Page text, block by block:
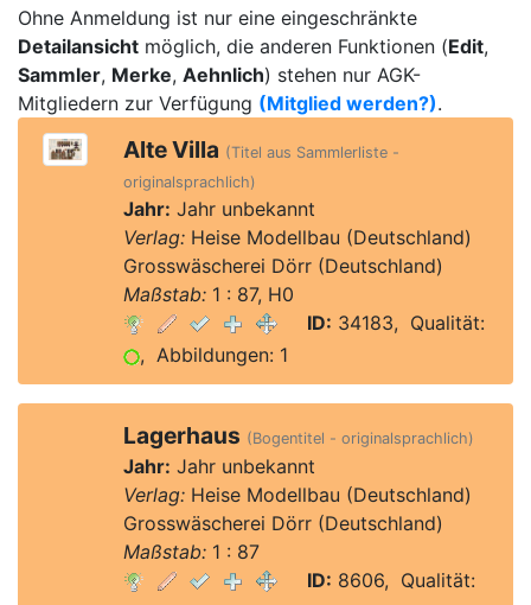
Ohne Anmeldung ist nur eine eingeschränkte
Detailansicht möglich, die anderen Funktionen (Edit,
Sammler, Merke, Aehnlich) stehen nur AGK-
Mitgliedern zur Verfügung (Mitglied werden?).
Alte Villa (Titel aus Sammlerliste -
originalsprachlich)
Jahr: Jahr unbekannt
Verlag:Heise Modellbau (Deutschland)
Grosswäscherei Dörr (Deutschland)
Maßstab:1 : 87, H0
ID: 34183, Qualität:
, Abbildungen: 1
Lagerhaus (Bogentitel - originalsprachlich)
Jahr: Jahr unbekannt
Verlag:Heise Modellbau (Deutschland)
Grosswäscherei Dörr (Deutschland)
Maßstab:1 : 87
ID: 8606, Qualität: